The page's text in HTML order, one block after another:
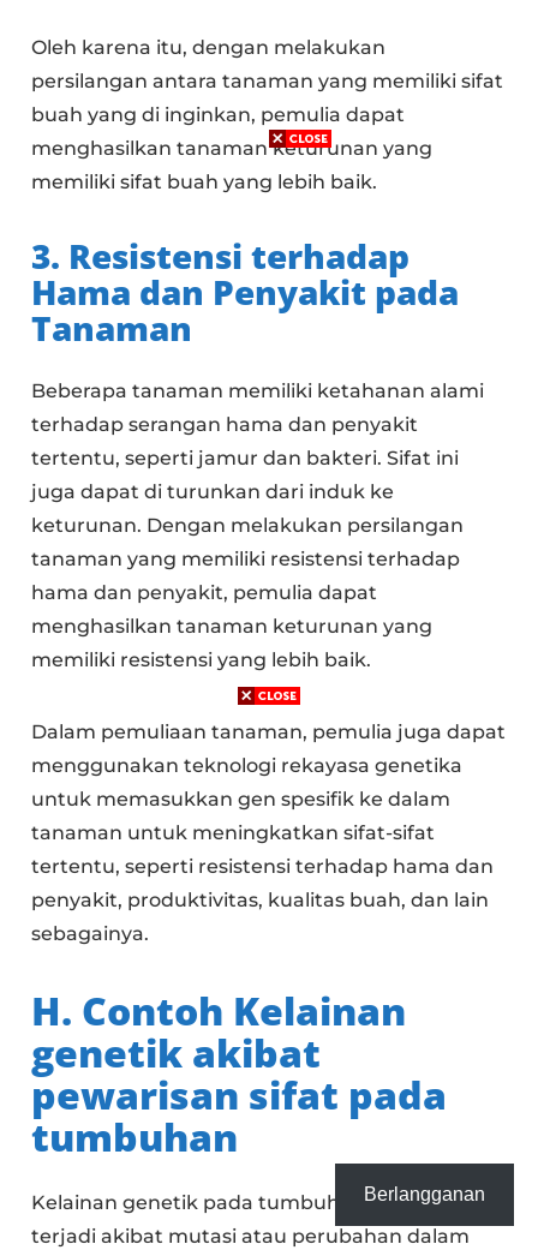
Oleh karena itu, dengan melakukan
persilangan antara tanaman yang memiliki sifat
buah yang di inginkan, pemulia dapat
menghasilkan tanaman keturunan yang
memiliki sifat buah yang lebih baik.
3. Resistensi terhadap
Hama dan Penyakit pada
Tanaman
Beberapa tanaman memiliki ketahanan alami
terhadap serangan hama dan penyakit
tertentu, seperti jamur dan bakteri. Sifat ini
juga dapat di turunkan dari induk ke
keturunan. Dengan melakukan persilangan
tanaman yang memiliki resistensi terhadap
hama dan penyakit, pemulia dapat
menghasilkan tanaman keturunan yang
memiliki resistensi yang lebih baik.
Dalam pemuliaan tanaman, pemulia juga dapat
menggunakan teknologi rekayasa genetika
untuk memasukkan gen spesifik ke dalam
tanaman untuk meningkatkan sifat-sifat
tertentu, seperti resistensi terhadap hama dan
penyakit, produktivitas, kualitas buah, dan lain
sebagainya.
H. Contoh Kelainan
genetik akibat
pewarisan sifat pada
tumbuhan
Kelainan genetik pada tumbuhan biasanya
terjadi akibat mutasi atau perubahan dalam
Berlangganan